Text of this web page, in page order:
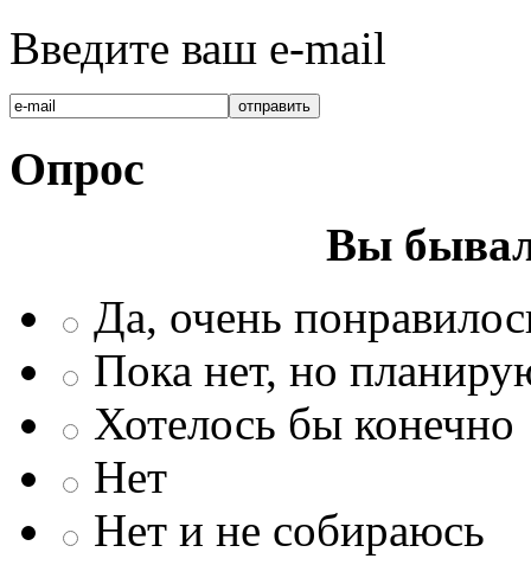
Введите ваш e-mail
Опрос
Вы
Да, очень
Пока нет, но
Хотелось бы конечно
Нет
Нет и не собираюсь